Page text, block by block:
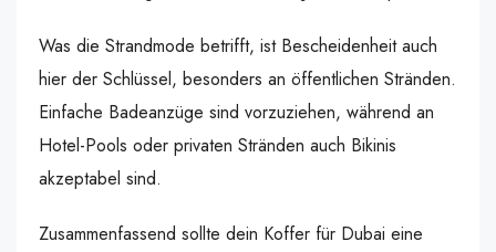
Was die Strandmode betrifft, ist Bescheidenheit auch
hier der Schlüssel, besonders an öffentlichen Stränden.
Einfache Badeanzüge sind vorzuziehen, während an
Hotel-Pools oder privaten Stränden auch Bikinis
akzeptabel sind.
Zusammenfassend sollte dein Koffer für Dubai eine